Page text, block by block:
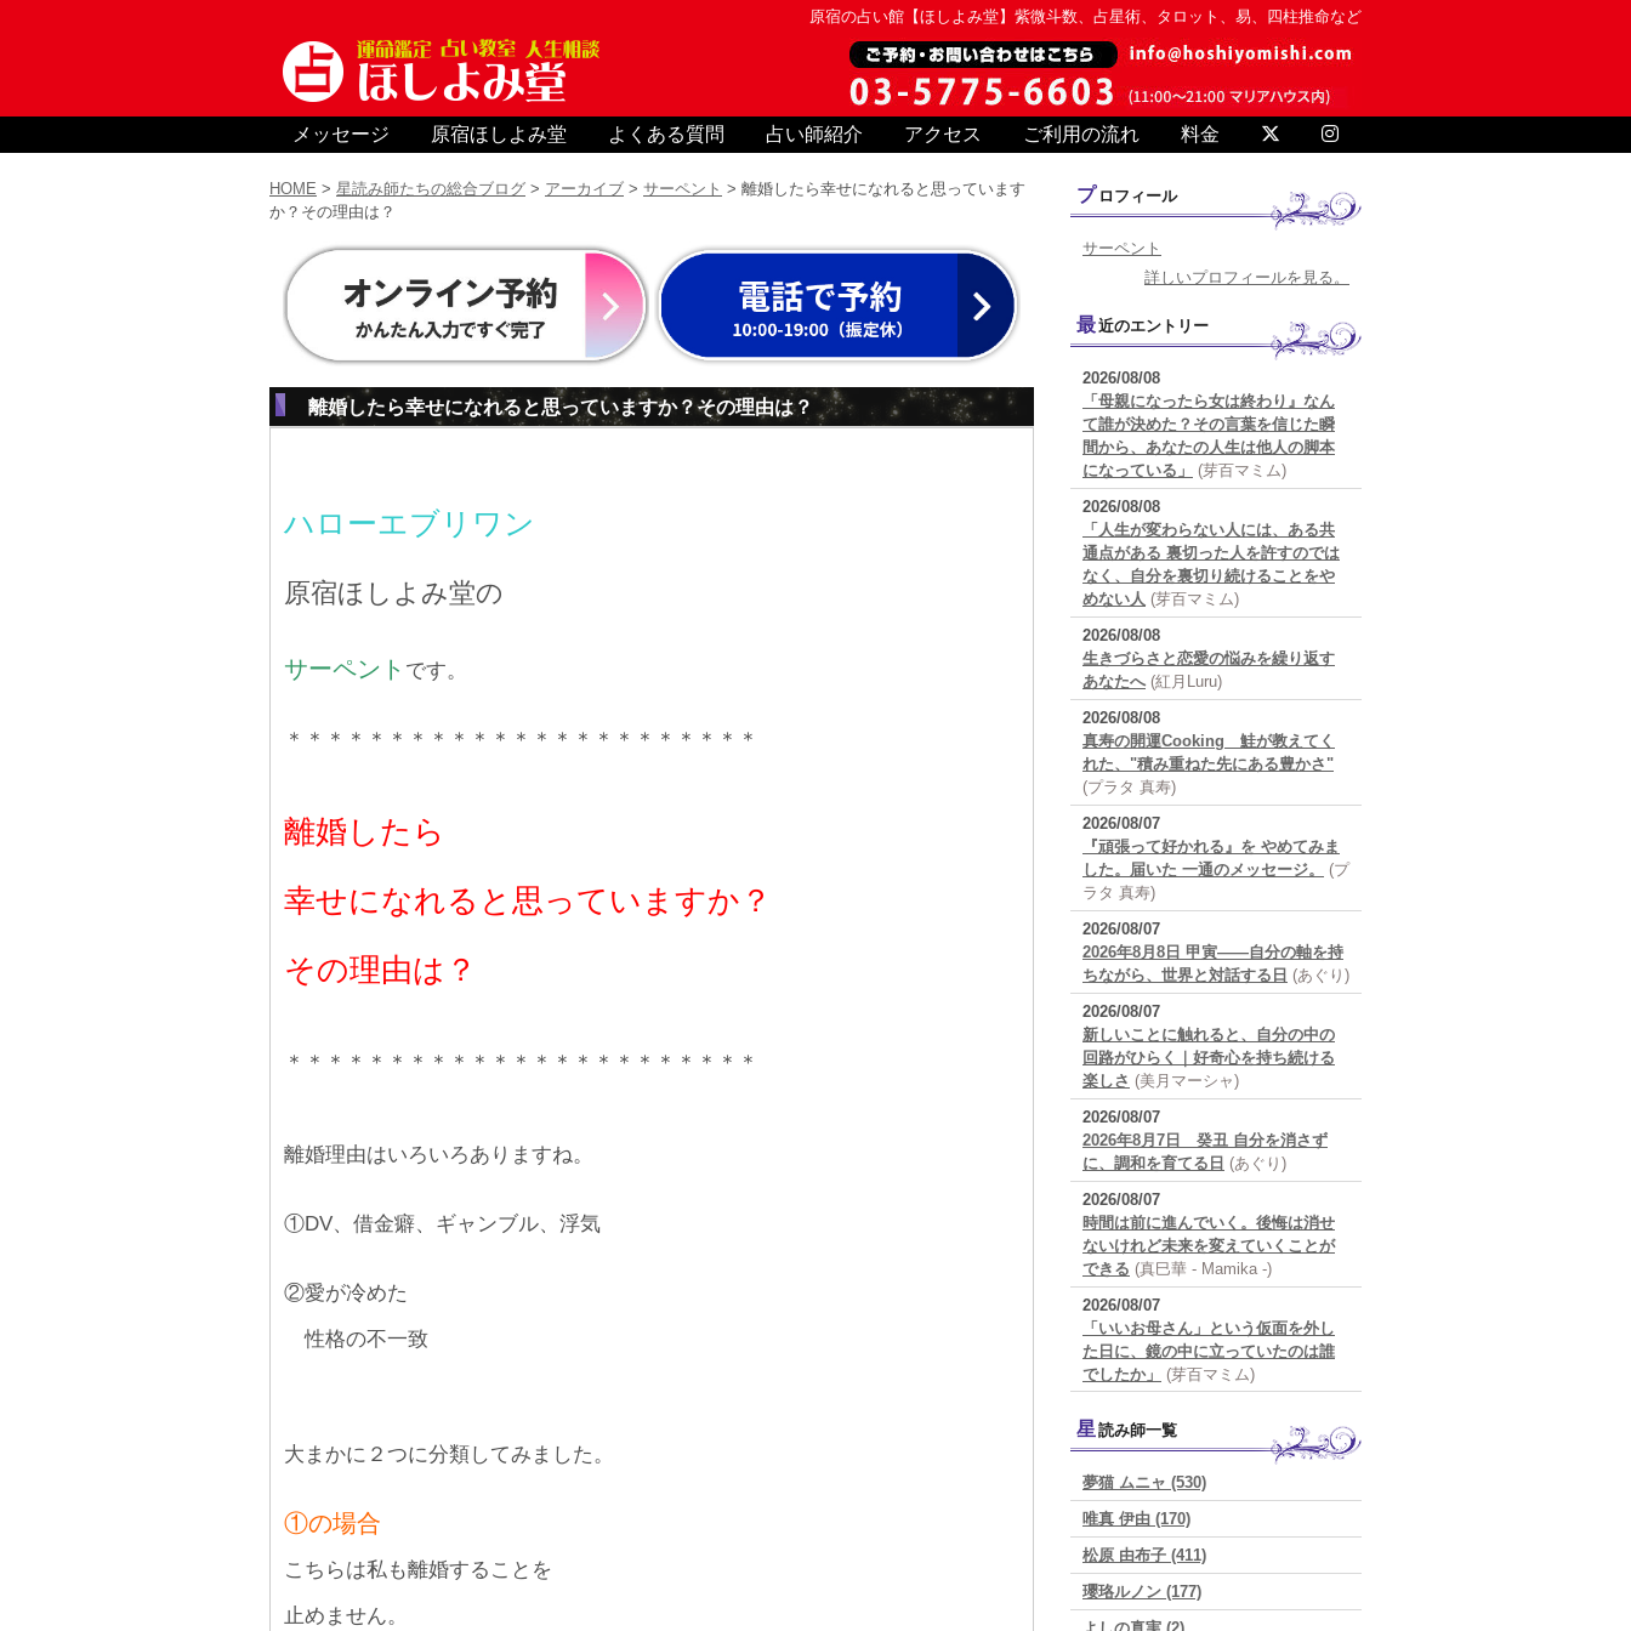
原宿の占い館【ほしよみ堂】紫微斗数、占星術、タロット、易、四柱推命など
メッセージ 原宿ほしよみ堂 よくある質問 占い師紹介 アクセス ご利用の流れ 料金
HOME > 星読み師たちの総合ブログ > アーカイブ > サーペント > 離婚したら幸せになれると思っています
か？その理由は？
離婚したら幸せになれると思っていますか？その理由は？
ハローエブリワン
原宿ほしよみ堂の
サーペント です。
＊＊＊＊＊＊＊＊＊＊＊＊＊＊＊＊＊＊＊＊＊＊＊
離婚したら
幸せになれると思っていますか？
その理由は？
＊＊＊＊＊＊＊＊＊＊＊＊＊＊＊＊＊＊＊＊＊＊＊
離婚理由はいろいろありますね。
①DV、借金癖、ギャンブル、浮気
②愛が冷めた
性格の不一致
大まかに２つに分類してみました。
①の場合
こちらは私も離婚することを
止めません。
プロフィール
サーペント
詳しいプロフィールを見る。
最近のエントリー
2026/08/08
「母親になったら女は終わり』なん
て誰が決めた？その言葉を信じた瞬
間から、あなたの人生は他人の脚本
になっている」
(芽百マミム)
2026/08/08
「人生が変わらない人には、ある共
通点がある 裏切った人を許すのでは
なく、自分を裏切り続けることをや
めない人 (芽百マミム)
2026/08/08
生きづらさと恋愛の悩みを繰り返す
あなたへ (紅月Luru)
2026/08/08
真寿の開運Cooking 鮭が教えてく
れた、"積み重ねた先にある豊かさ"
(プラタ 真寿)
2026/08/07
『頑張って好かれる』を やめてみま
した。届いた 一通のメッセージ。
(プ
ラタ 真寿)
2026/08/07
2026年8月8日 甲寅――自分の軸を持
ちながら、世界と対話する日 (あぐり)
2026/08/07
新しいことに触れると、自分の中の
回路がひらく｜好奇心を持ち続ける
楽しさ (美月マーシャ)
2026/08/07
2026年8月7日 癸丑 自分を消さず
に、調和を育てる日 (あぐり)
2026/08/07
時間は前に進んでいく。後悔は消せ
ないけれど未来を変えていくことが
できる (真巳華 - Mamika -)
2026/08/07
「いいお母さん」という仮面を外し
た日に、鏡の中に立っていたのは誰
でしたか」
(芽百マミム)
星読み師一覧
夢猫 ムニャ (530)
唯真 伊由 (170)
松原 由布子 (411)
瓔珞ルノン (177)